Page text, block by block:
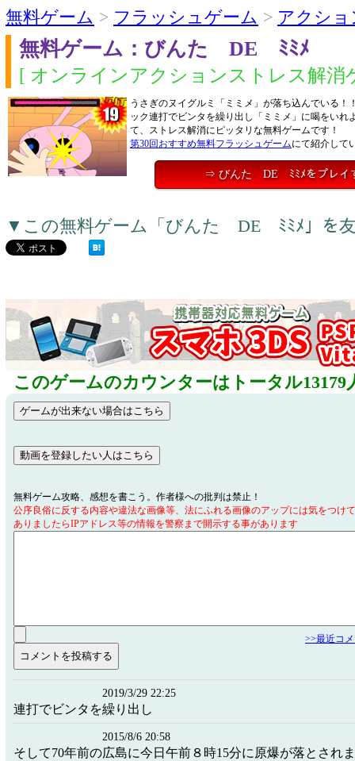
無料ゲーム > フラッシュゲーム > アクショ
無料ゲーム：びんた DE ﾐﾐﾒ
[ オンラインアクションストレス解消
うさぎのヌイグルミ「ミミメ」が落ち込んでいる！
ック連打でビンタを繰り出し「ミミメ」に喝をいれ
て、ストレス解消にピッタリな無料ゲームです！
第30回おすすめ無料フラッシュゲームにて紹介して
⇒ びんた DE ﾐﾐﾒをプレイ
▼この無料ゲーム「びんた DE ﾐﾐﾒ」を
このゲームのカウンターはトータル13179
無料ゲーム攻略、感想を書こう。作者様への批判は禁止！
公序良俗に反する内容や違法な画像等、法にふれる画像のアップには気をつけ
ありましたらIPアドレス等の情報を警察まで開示する事があります
>>最近コ
2019/3/29 22:25
連打でビンタを繰り出し
2015/8/6 20:58
そして70年前の広島に今日午前８時15分に原爆が落とされ